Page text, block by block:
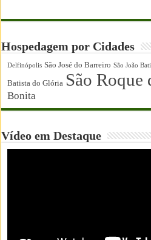
Hospedagem por Cidades
Delfinópolis São José do Barreiro São João
Batista do Glória São Roque
Bonita
Vídeo em Destaque